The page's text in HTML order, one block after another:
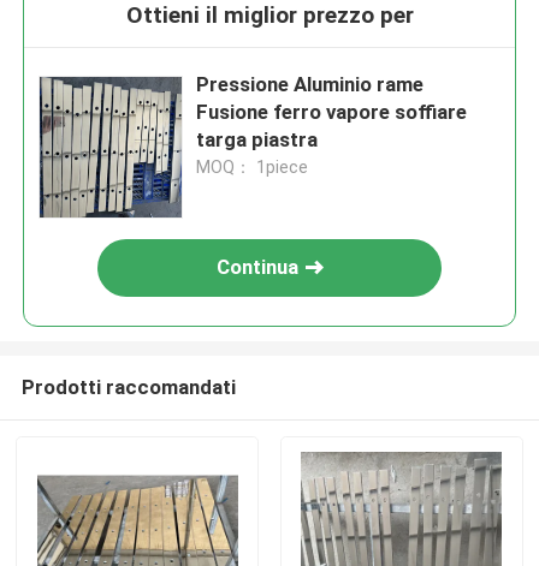
Ottieni il miglior prezzo per
Pressione Aluminio rame
Fusione ferro vapore soffiare
targa piastra
MOQ： 1piece
Continua
Prodotti raccomandati